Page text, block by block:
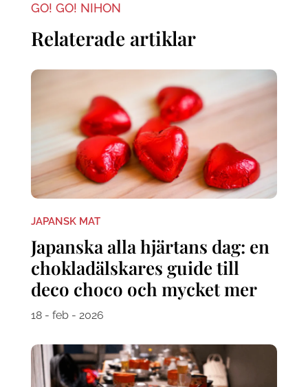
GO! GO! NIHON
Relaterade artiklar
JAPANSK MAT
Japanska alla hjärtans dag: en
chokladälskares guide till
deco choco och mycket mer
18 - feb - 2026